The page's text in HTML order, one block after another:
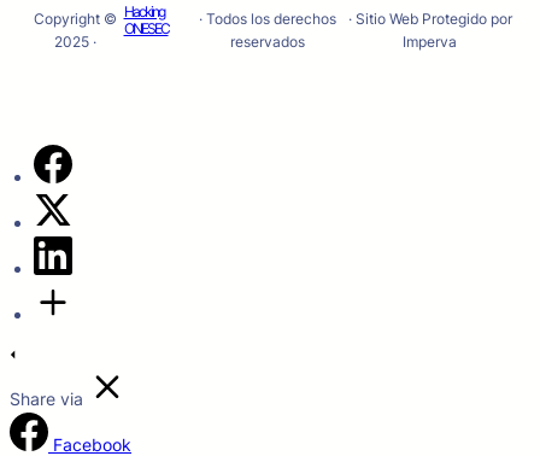
Copyright ©
2025 ·
Hacking
ONESEC
· Todos los derechos
reservados
· Sitio Web Protegido por
Imperva
Share via
Facebook